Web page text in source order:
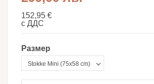
152,95 €
с ДДС
Размер